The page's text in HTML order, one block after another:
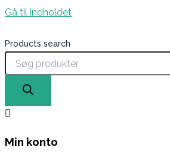
Gå til indholdet
Products search
Min konto